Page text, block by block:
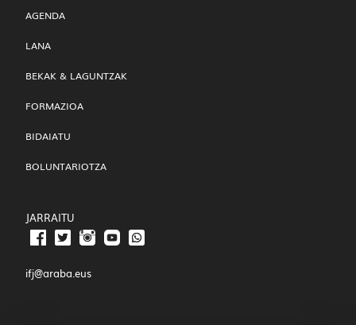
AGENDA
LANA
BEKAK & LAGUNTZAK
FORMAZIOA
BIDAIATU
BOLUNTARIOTZA
JARRAITU
ifj@araba.eus